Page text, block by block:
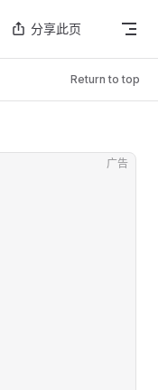
分享此页
Return to top
广告